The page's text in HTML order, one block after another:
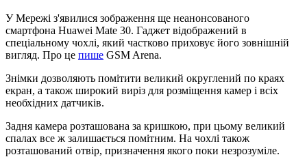
У Мережі з'явилися зображення ще неанонсованого
смартфона Huawei Mate 30. Гаджет відображений в
спеціальному чохлі, який частково приховує його зовнішній
вигляд. Про це пише GSM Arena.
Знімки дозволяють помітити великий округлений по краях
екран, а також широкий виріз для розміщення камер і всіх
необхідних датчиків.
Задня камера розташована за кришкою, при цьому великий
спалах все ж залишається помітним. На чохлі також
розташований отвір, призначення якого поки незрозуміле.